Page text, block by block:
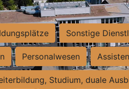
Sonstige
Personalwesen
Studium, duale